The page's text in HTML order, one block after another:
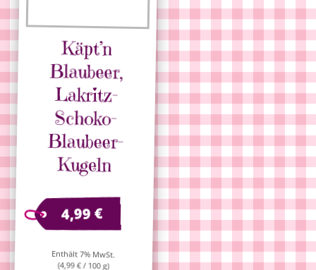
Käpt’n
Blaubeer,
Lakritz-
Schoko-
Blaubeer-
Kugeln
4,99€
Enthält 7% MwSt.
(4,99€/ 100 g)